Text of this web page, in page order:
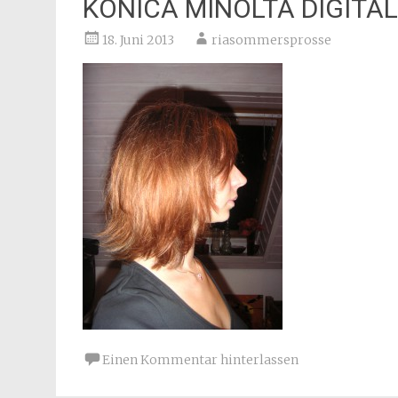
KONICA MINOLTA
18. Juni 2013 riasommersprosse
Einen Kommentar hinterlassen